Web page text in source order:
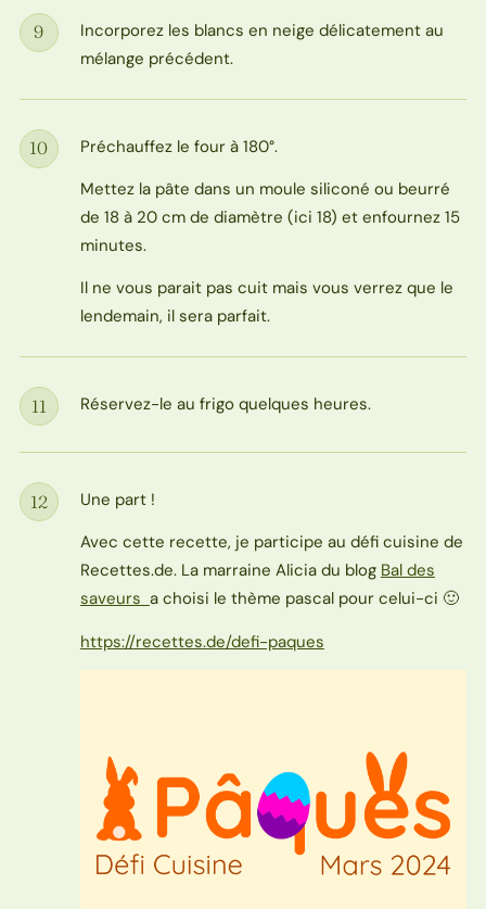
Étape
9
Incorporez les blancs en neige délicatement au
mélange précédent.
Étape
10
Préchauffez le four à 180°.
Mettez la pâte dans un moule siliconé ou beurré
de 18 à 20 cm de diamètre (ici 18) et enfournez 15
minutes.
Il ne vous parait pas cuit mais vous verrez que le
lendemain, il sera parfait.
Étape
11 Réservez-le au frigo quelques heures.
Étape
12
Une part !
Avec cette recette, je participe au défi cuisine de
Recettes.de. La marraine Alicia du blog Bal des
saveurs a choisi le thème pascal pour celui-ci 🙂
https://recettes.de/defi-paques